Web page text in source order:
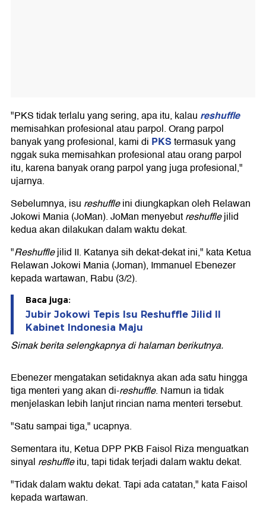
"PKS tidak terlalu yang sering, apa itu, kalau reshuffle
memisahkan profesional atau parpol. Orang parpol
banyak yang profesional, kami di PKStermasuk yang
nggak suka memisahkan profesional atau orang parpol
itu, karena banyak orang parpol yang juga profesional,"
ujarnya.
Sebelumnya, isu reshuffleini diungkapkan oleh Relawan
Jokowi Mania (JoMan). JoMan menyebutreshufflejilid
kedua akan dilakukan dalam waktu dekat.
"Reshufflejilid II. Katanya sih dekat-dekat ini," kata Ketua
Relawan Jokowi Mania (Joman), Immanuel Ebenezer
kepada wartawan, Rabu (3/2).
Baca juga:
Jubir Jokowi Tepis Isu Reshuffle Jilid II
Kabinet Indonesia Maju
Simak berita selengkapnya di halaman berikutnya.
Ebenezer mengatakan setidaknya akan ada satu hingga
tiga menteri yang akan di-reshuffle. Namun ia tidak
menjelaskan lebih lanjut rincian nama menteri tersebut.
"Satu sampai tiga," ucapnya.
Sementara itu, Ketua DPP PKB Faisol Riza menguatkan
sinyal reshuffleitu, tapi tidak terjadi dalam waktu dekat.
"Tidak dalam waktu dekat. Tapi ada catatan," kata Faisol
kepada wartawan.